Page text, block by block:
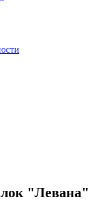
"Левана"